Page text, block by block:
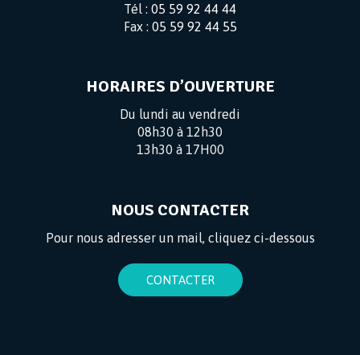
Tél : 05 59 92 44 44
Fax : 05 59 92 44 55
HORAIRES D’OUVERTURE
Du lundi au vendredi
08h30 à 12h30
13h30 à 17H00
NOUS CONTACTER
Pour nous adresser un mail, cliquez ci-dessous
CONTACTER